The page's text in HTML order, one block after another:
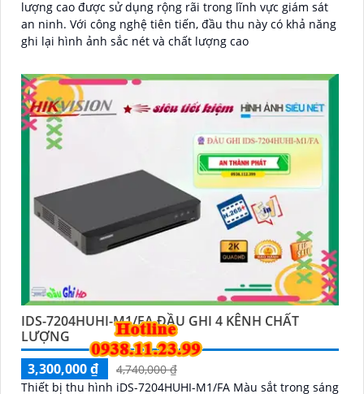
lượng cao được sử dụng rộng rãi trong lĩnh vực giám sát
an ninh. Với công nghệ tiên tiến, đầu thu này có khả năng
ghi lại hình ảnh sắc nét và chất lượng cao
IDS-7204HUHI-M1/FA ĐẦU GHI 4 KÊNH CHẤT
LƯỢNG
3,300,000 ₫
4,740,000 ₫
Thiết bị thu hình iDS-7204HUHI-M1/FA Màu sắt trong sáng